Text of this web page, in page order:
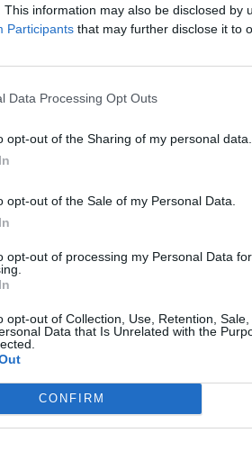
This information may also be disclosed by
Participants that may further disclose it to
Data Processing Opt Outs
opt-out of the Sharing of my personal data.
opt-out of the Sale of my Personal Data.
opt-out of processing my Personal Data
opt-out of Collection, Use, Retention,
Data that Is Unrelated with the
CONFIRM
οι εορταστικές,
καλούνται να
τα δημοτικά σχολεία της Θάσου
της υδροδότησης
και